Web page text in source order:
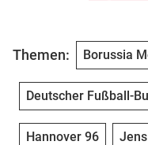
Themen: Borussia
Deutscher Fußball-
Hannover 96